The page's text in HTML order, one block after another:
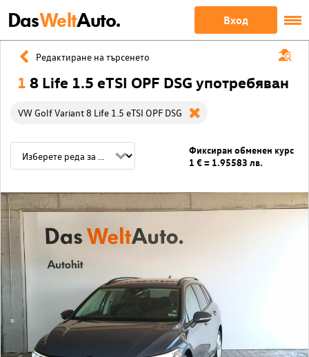
DasWeltAuto. Вход
Редактиране на търсенето
1 8 Life 1.5 eTSI OPF DSG употребяван
VW Golf Variant 8 Life 1.5 eTSI OPF DSG
Фиксиран обменен курс
1 € = 1.95583 лв.